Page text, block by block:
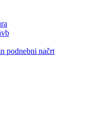
podnebni načrt